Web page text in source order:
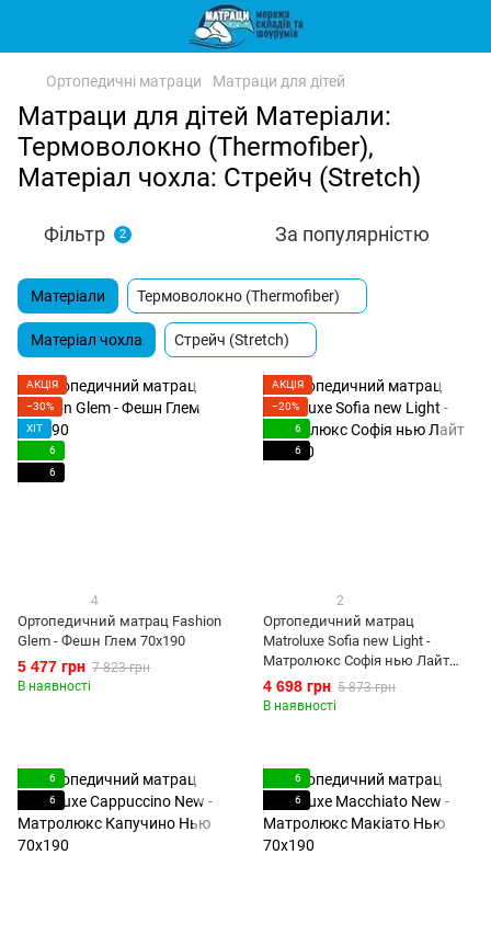
Ортопедичні матраци Матраци для дітей
Матраци для дітей Матеріали:
Термоволокно (Thermofiber),
Матеріал чохла: Стрейч (Stretch)
Фільтр 2 За популярністю
Матеріали Термоволокно (Thermofiber)
Матеріал чохла Стрейч (Stretch)
АКЦІЯ
−30%
ХІТ
6
6
4
Ортопедичний матрац Fashion
Glem - Фешн Глем 70x190
5 477 грн 7 823 грн
В наявності
АКЦІЯ
−20%
6
6
2
Ортопедичний матрац
Matroluxe Sofia new Light -
Матролюкс Софія нью Лайт
70x190
4 698 грн 5 873 грн
В наявності
6
6
6
6